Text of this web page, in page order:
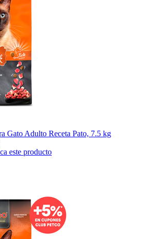
Gato Adulto Receta Pato, 7.5 kg
este producto